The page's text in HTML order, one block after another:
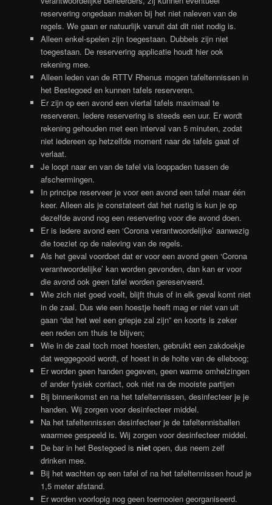
reservering ongedaan maken bij het niet naleven van de
regels. We gaan er natuurlijk vanuit dat dit niet nodig is.
Alleen enkel-spelen zijn toegestaan. Dubbels zijn niet
toegestaan. De reservering applicatie houdt hier ook
rekening mee.
Alleen leden van de RTTV Rhenus mogen tafeltennissen in
het Bestegoed en kunnen tafels reserveren.
Er zijn op een avond een viertal tafels maximaal te
reserveren. Iedere reservering is steeds een uur. Er wordt
rekening gehouden met een interval van 5 minuten, zodat
niet iedereen op hetzelfde moment naar de tafels gaat of
verlaat.
Je loopt naar en van de tafel via looppaden tussen de
afschermingen.
In principe reserveer je voor een avond een tafel maar één
keer. Alleen als je constateert dat het rustig is kun je op
dezelfde avond nog een reservering voor die avond doen.
Er is iedere avond een ‘Corona verantwoordelijke’ aanwezig
die toeziet op de naleving van de regels.
Als het geval voordoet dat er voor een avond geen ‘Corona
verantwoordelijke’ kan worden gevonden, dan kan er voor
die avond ook geen tafel worden gereserveerd.
Wie zich niet goed voelt, blijft thuis of in elk geval komt niet
in de zaal. Dus wie een hoestje heeft mag er niet van uit
gaan “dat het wel een griepje zal zijn” en koorts is zeker
een reden om thuis te blijven;
Wie in de zaal toch moet hoesten, gebruikt een zakdoekje
dat weggegooid wordt, of hoest in de holte van de elleboog;
Er worden geen handen gegeven, geen warme omhelzingen
of ander fysiek contact, ook niet na de mooiste partijen
Bij binnenkomst en na het tafeltennissen, desinfecteer je je
handen. Wij zorgen voor desinfecteer middel.
Na het tafeltennissen desinfecteer je de tafeltennisballen
waarmee gespeeld is. Wij zorgen voor desinfecteer middel.
De bar in het Bestegoed is nietopen, dus neem zelf
drinken mee.
Bij het wachten op een tafel of na het tafeltennissen houd je
1,5 meter afstand.
Er worden voorlopig nog geen toernooien georganiseerd.